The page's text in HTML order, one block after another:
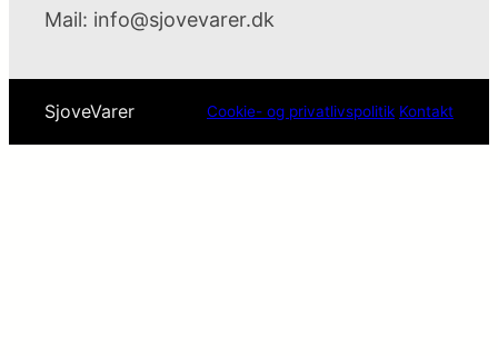
Mail: info@sjovevarer.dk
SjoveVarer Cookie- og privatlivspolitik Kontakt